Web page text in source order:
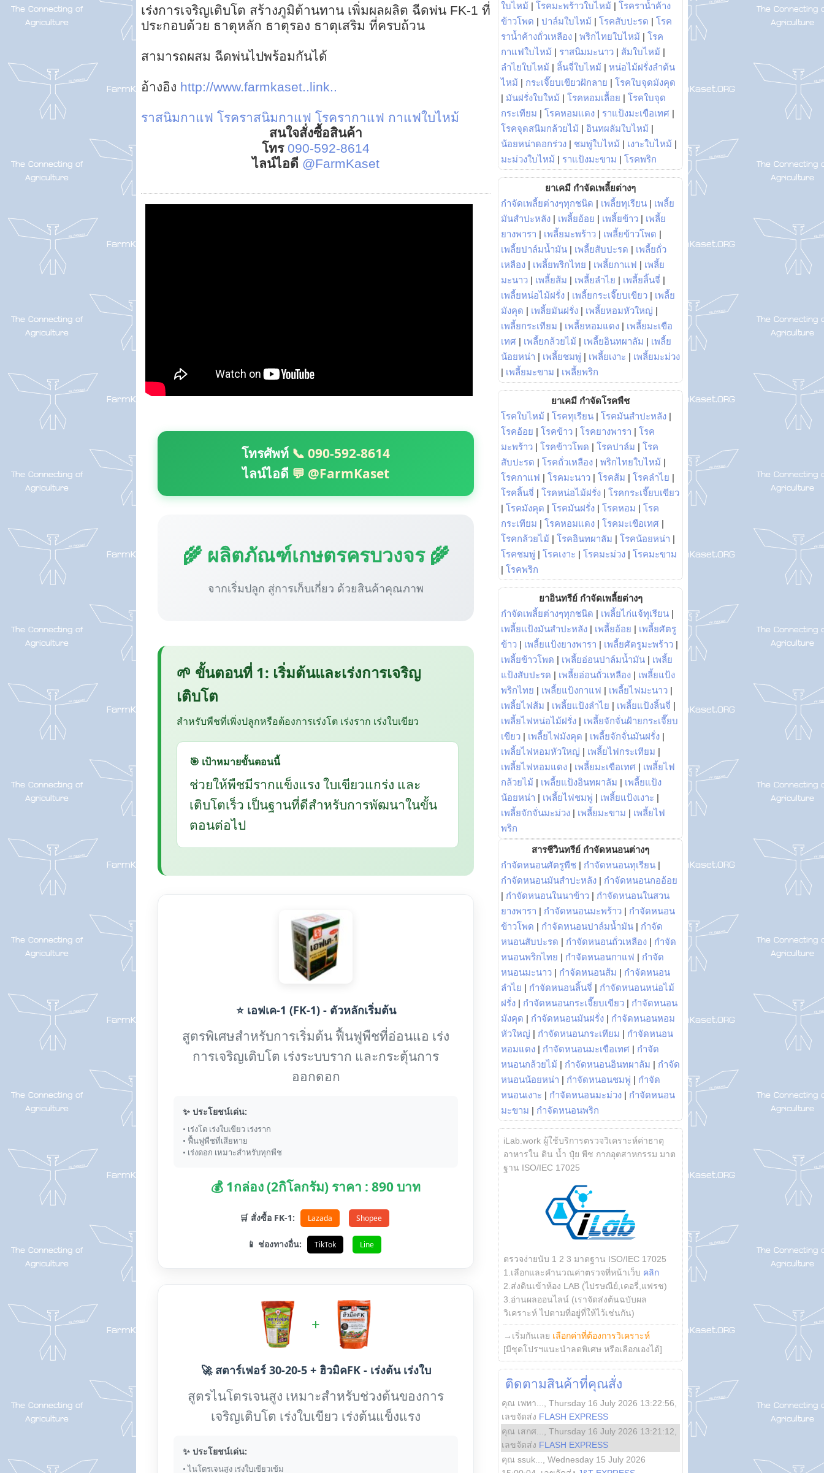
เร่งการเจริญเติบโต สร้างภูมิต้านทาน เพิ่มผลผลิต ฉีดพ่น FK-1 ที่
ประกอบด้วย ธาตุหลัก ธาตุรอง ธาตุเสริม ที่ครบถ้วน
สามารถผสม ฉีดพ่นไปพร้อมกันได้
อ้างอิง http://www.farmkaset..link..
ราสนิมกาแฟ โรคราสนิมกาแฟ โรครากาแฟ กาแฟใบไหม้
สนใจสั่งซื้อสินค้า
โทร 090-592-8614
ไลน์ไอดี @FarmKaset
โทรศัพท์ 📞 090-592-8614
ไลน์ไอดี 💬 @FarmKaset
🌾 ผลิตภัณฑ์เกษตรครบวงจร 🌾
จากเริ่มปลูก สู่การเก็บเกี่ยว ด้วยสินค้าคุณภาพ
🌱 ขั้นตอนที่ 1: เริ่มต้นและเร่งการเจริญ
เติบโต
สำหรับพืชที่เพิ่งปลูกหรือต้องการเร่งโต เร่งราก เร่งใบเขียว
🎯 เป้าหมายขั้นตอนนี้
ช่วยให้พืชมีรากแข็งแรง ใบเขียวแกร่ง และ
เติบโตเร็ว เป็นฐานที่ดีสำหรับการพัฒนาในขั้น
ตอนต่อไป
⭐ เอฟเค-1 (FK-1) - ตัวหลักเริ่มต้น
สูตรพิเศษสำหรับการเริ่มต้น ฟื้นฟูพืชที่อ่อนแอ เร่ง
การเจริญเติบโต เร่งระบบราก และกระตุ้นการ
ออกดอก
✨ ประโยชน์เด่น:
• เร่งโต เร่งใบเขียว เร่งราก
• ฟื้นฟูพืชที่เสียหาย
• เร่งดอก เหมาะสำหรับทุกพืช
💰 1กล่อง (2กิโลกรัม) ราคา : 890 บาท
🛒 สั่งซื้อ FK-1: Lazada Shopee
📱 ช่องทางอื่น: TikTok Line
+
🚀 สตาร์เฟอร์ 30-20-5 + ฮิวมิคFK - เร่งต้น เร่งใบ
สูตรไนโตรเจนสูง เหมาะสำหรับช่วงต้นของการ
เจริญเติบโต เร่งใบเขียว เร่งต้นแข็งแรง
✨ ประโยชน์เด่น:
• ไนโตรเจนสูง เร่งใบเขียวเข้ม
ใบไหม้ | โรคมะพร้าวใบไหม้ | โรคราน้ำค้าง
ข้าวโพด | ปาล์มใบไหม้ | โรคสับปะรด | โรค
ราน้ำค้างถั่วเหลือง | พริกไทยใบไหม้ | โรค
กาแฟใบไหม้ | ราสนิมมะนาว | ส้มใบไหม้ |
ลำไยใบไหม้ | ลิ้นจี่ใบไหม้ | หน่อไม้ฝรั่งลำต้น
ไหม้ | กระเจี๊ยบเขียวฝักลาย | โรคใบจุดมังคุด
| มันฝรั่งใบใหม้ | โรคหอมเลื้อย | โรคใบจุด
กระเทียม | โรคหอมแดง | ราแป้งมะเขือเทศ |
โรคจุดสนิมกล้วยไม้ | อินทผลัมใบไหม้ |
น้อยหน่าดอกร่วง | ชมพู่ใบไหม้ | เงาะใบไหม้ |
มะม่วงใบไหม้ | ราแป้งมะขาม | โรคพริก
ยาเคมี กำจัดเพลี้ยต่างๆ
กำจัดเพลี้ยต่างๆทุกชนิด | เพลี้ยทุเรียน | เพลี้ย
มันสำปะหลัง | เพลี้ยอ้อย | เพลี้ยข้าว | เพลี้ย
ยางพารา | เพลี้ยมะพร้าว | เพลี้ยข้าวโพด |
เพลี้ยปาล์มน้ำมัน | เพลี้ยสับปะรด | เพลี้ยถั่ว
เหลือง | เพลี้ยพริกไทย | เพลี้ยกาแฟ | เพลี้ย
มะนาว | เพลี้ยส้ม | เพลี้ยลำไย | เพลี้ยลิ้นจี่ |
เพลี้ยหน่อไม้ฝรั่ง | เพลี้ยกระเจี๊ยบเขียว | เพลี้ย
มังคุด | เพลี้ยมันฝรั่ง | เพลี้ยหอมหัวใหญ่ |
เพลี้ยกระเทียม | เพลี้ยหอมแดง | เพลี้ยมะเขือ
เทศ | เพลี้ยกล้วยไม้ | เพลี้ยอินทผาลัม | เพลี้ย
น้อยหน่า | เพลี้ยชมพู่ | เพลี้ยเงาะ | เพลี้ยมะม่วง
| เพลี้ยมะขาม | เพลี้ยพริก
ยาเคมี กำจัดโรคพืช
โรคใบไหม้ | โรคทุเรียน | โรคมันสำปะหลัง |
โรคอ้อย | โรคข้าว | โรคยางพารา | โรค
มะพร้าว | โรคข้าวโพด | โรคปาล์ม | โรค
สับปะรด | โรคถั่วเหลือง | พริกไทยใบไหม้ |
โรคกาแฟ | โรคมะนาว | โรคส้ม | โรคลำไย |
โรคลิ้นจี่ | โรคหน่อไม้ฝรั่ง | โรคกระเจี๊ยบเขียว
| โรคมังคุด | โรคมันฝรั่ง | โรคหอม | โรค
กระเทียม | โรคหอมแดง | โรคมะเขือเทศ |
โรคกล้วยไม้ | โรคอินทผาลัม | โรคน้อยหน่า |
โรคชมพู่ | โรคเงาะ | โรคมะม่วง | โรคมะขาม
| โรคพริก
ยาอินทรีย์ กำจัดเพลี้ยต่างๆ
กำจัดเพลี้ยต่างๆทุกชนิด | เพลี้ยไก่แจ้ทุเรียน |
เพลี้ยแป้งมันสำปะหลัง | เพลี้ยอ้อย | เพลี้ยศัตรู
ข้าว | เพลี้ยแป้งยางพารา | เพลี้ยศัตรูมะพร้าว |
เพลี้ยข้าวโพด | เพลี้ยอ่อนปาล์มน้ำมัน | เพลี้ย
แป้งสับปะรด | เพลี้ยอ่อนถั่วเหลือง | เพลี้ยแป้ง
พริกไทย | เพลี้ยแป้งกาแฟ | เพลี้ยไฟมะนาว |
เพลี้ยไฟส้ม | เพลี้ยแป้งลำไย | เพลี้ยแป้งลิ้นจี่ |
เพลี้ยไฟหน่อไม้ฝรั่ง | เพลี้ยจักจั่นฝ้ายกระเจี๊ยบ
เขียว | เพลี้ยไฟมังคุด | เพลี้ยจักจั่นมันฝรั่ง |
เพลี้ยไฟหอมหัวใหญ่ | เพลี้ยไฟกระเทียม |
เพลี้ยไฟหอมแดง | เพลี้ยมะเขือเทศ | เพลี้ยไฟ
กล้วยไม้ | เพลี้ยแป้งอินทผาลัม | เพลี้ยแป้ง
น้อยหน่า | เพลี้ยไฟชมพู่ | เพลี้ยแป้งเงาะ |
เพลี้ยจักจั่นมะม่วง | เพลี้ยมะขาม | เพลี้ยไฟ
พริก
สารชีวินทรีย์ กำจัดหนอนต่างๆ
กำจัดหนอนศัตรูพืช | กำจัดหนอนทุเรียน |
กำจัดหนอนมันสำปะหลัง | กำจัดหนอนกออ้อย
| กำจัดหนอนในนาข้าว | กำจัดหนอนในสวน
ยางพารา | กำจัดหนอนมะพร้าว | กำจัดหนอน
ข้าวโพด | กำจัดหนอนปาล์มน้ำมัน | กำจัด
หนอนสับปะรด | กำจัดหนอนถั่วเหลือง | กำจัด
หนอนพริกไทย | กำจัดหนอนกาแฟ | กำจัด
หนอนมะนาว | กำจัดหนอนส้ม | กำจัดหนอน
ลำไย | กำจัดหนอนลิ้นจี่ | กำจัดหนอนหน่อไม้
ฝรั่ง | กำจัดหนอนกระเจี๊ยบเขียว | กำจัดหนอน
มังคุด | กำจัดหนอนมันฝรั่ง | กำจัดหนอนหอม
หัวใหญ่ | กำจัดหนอนกระเทียม | กำจัดหนอน
หอมแดง | กำจัดหนอนมะเขือเทศ | กำจัด
หนอนกล้วยไม้ | กำจัดหนอนอินทผาลัม | กำจัด
หนอนน้อยหน่า | กำจัดหนอนชมพู่ | กำจัด
หนอนเงาะ | กำจัดหนอนมะม่วง | กำจัดหนอน
มะขาม | กำจัดหนอนพริก
iLab.work ผู้ใช้บริการตรวจวิเคราะห์ค่าธาตุ
อาหารใน ดิน น้ำ ปุ๋ย พืช กากอุตสาหกรรม มาต
ฐาน ISO/IEC 17025
ตรวจง่ายนับ 1 2 3 มาตฐาน ISO/IEC 17025
1.เลือกและคำนวณค่าตรวจที่หน้าเว็บ คลิก
2.ส่งดินเข้าห้อง LAB (ไปรษณีย์,เคอรี่,แฟรช)
3.อ่านผลออนไลน์ (เราจัดส่งต้นฉบับผล
วิเคราะห์ ไปตามที่อยู่ที่ให้ไว้เช่นกัน)
→เริ่มกันเลย เลือกค่าที่ต้องการวิเคราะห์
[มีชุดโปรฯแนะนำลดพิเศษ หรือเลือกเองได้]
ติดตามสินค้าที่คุณสั่ง
คุณ เพทา... Thursday 16 July 2026 13:22:56
เลขจัดส่ง FLASH EXPRESS
คุณ เสกศ...
Thursday 16 July 2026 13:21:12
เลขจัดส่ง FLASH EXPRESS
คุณ ssuk...
Wednesday 15 July 2026